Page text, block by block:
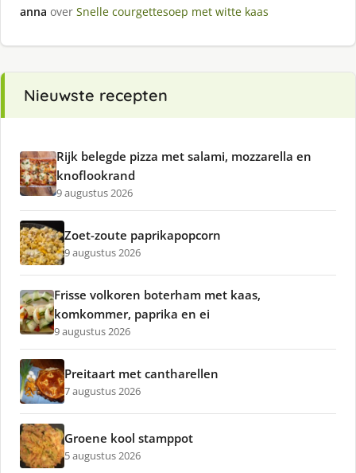
anna over Snelle courgettesoep met witte kaas
Nieuwste recepten
Rijk belegde pizza met salami, mozzarella en
knoflookrand
9 augustus 2026
Zoet-zoute paprikapopcorn
9 augustus 2026
Frisse volkoren boterham met kaas,
komkommer, paprika en ei
9 augustus 2026
Preitaart met cantharellen
7 augustus 2026
Groene kool stamppot
5 augustus 2026